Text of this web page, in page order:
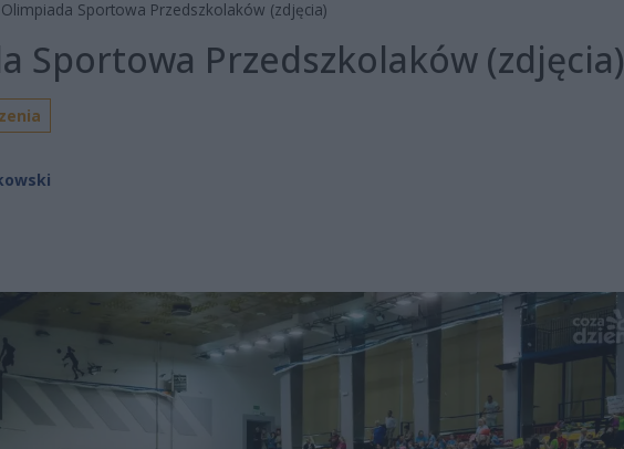
Olimpiada Sportowa Przedszkolaków (zdjęcia)
Sportowa Przedszkolaków (zdjęcia)